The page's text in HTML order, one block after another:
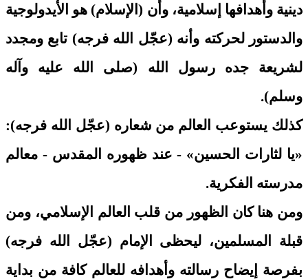
دينية وأهدافها إسلامية، وأن (الإسلام) هو الأيدولوجية
والدستور لحركته وأنه (عجّل الله فرجه) تابع ومجدد
لشريعة جده رسول الله (صلى الله عليه وآله
وسلم).
كذلك يستوعب العالم من شعاره (عجّل الله فرجه):
«يا لثارات الحسين» - عند ظهوره المقدس - معالم
مدرسته الفكرية.
ومن هنا كان الظهور من قلب العالم الإسلامي، ومن
قبلة المسلمين، ليحظى الإمام (عجّل الله فرجه)
بفرصة إيضاح رسالته وأهدافه للعالم كافة من بداية